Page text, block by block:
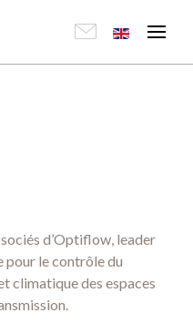
d’Optiflow, leader
pour le contrôle du
climatique des espaces